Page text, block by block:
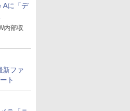
Aに「デ
内部収
新ファ
ト